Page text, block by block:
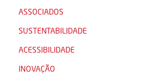
ASSOCIADOS
SUSTENTABILIDADE
ACESSIBILIDADE
INOVAÇÃO